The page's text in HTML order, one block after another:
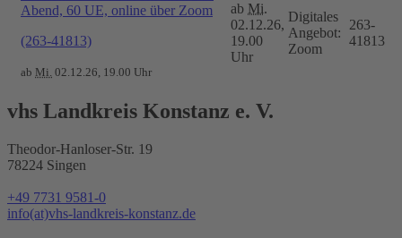
Abend, 60 UE, online über Zoom
(263-41813)
ab Mi. 02.12.26, 19.00 Uhr
ab Mi.
02.12.26,
19.00
Uhr
Digitales
Angebot:
Zoom
263-
41813
vhs Landkreis Konstanz e. V.
Theodor-Hanloser-Str. 19
78224 Singen
+49 7731 9581-0
info(at)vhs-landkreis-konstanz.de